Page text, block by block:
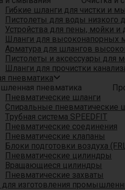
Гибкие шланги для чистки и
Пистолеты для воды низкого
Устройства для пены, мойки и
Шланги для высоконапорных
Арматура для шлангов
Пистолеты и аксессуары для
Шланги для прочистки
пневматика
Пневматические шланги
Спиральные пневматические
Tрубная система SPEEDFIT
Пневматические соединения
Пневматические клапаны
Блоки подготовки воздуха
Пневматические цилиндры
Вращающиеся цилиндры
Пневматические захваты
для изготовления